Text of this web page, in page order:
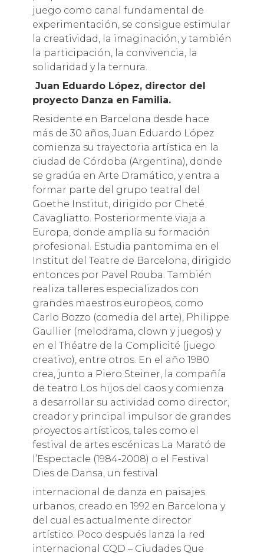
juego como canal fundamental de
experimentación, se consigue estimular
la creatividad, la imaginación, y también
la participación, la convivencia, la
solidaridad y la ternura.
Juan Eduardo López, director del
proyecto Danza en Familia.
Residente en Barcelona desde hace
más de 30 años, Juan Eduardo López
comienza su trayectoria artística en la
ciudad de Córdoba (Argentina), donde
se gradúa en Arte Dramático, y entra a
formar parte del grupo teatral del
Goethe Institut, dirigido por Cheté
Cavagliatto. Posteriormente viaja a
Europa, donde amplía su formación
profesional. Estudia pantomima en el
Institut del Teatre de Barcelona, dirigido
entonces por Pavel Rouba. También
realiza talleres especializados con
grandes maestros europeos, como
Carlo Bozzo (comedia del arte), Philippe
Gaullier (melodrama, clown y juegos) y
en el Théatre de la Complicité (juego
creativo), entre otros. En el año 1980
crea, junto a Piero Steiner, la compañía
de teatro Los hijos del caos y comienza
a desarrollar su actividad como director,
creador y principal impulsor de grandes
proyectos artísticos, tales como el
festival de artes escénicas La Marató de
l’Espectacle (1984-2008) o el Festival
Dies de Dansa, un festival
internacional de danza en paisajes
urbanos, creado en 1992 en Barcelona y
del cual es actualmente director
artístico. Poco después lanza la red
internacional CQD – Ciudades Que